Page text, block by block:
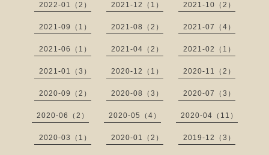
2022-01（2） 2021-12（1） 2021-10（2）
2021-09（1） 2021-08（2） 2021-07（4）
2021-06（1） 2021-04（2） 2021-02（1）
2021-01（3） 2020-12（1） 2020-11（2）
2020-09（2） 2020-08（3） 2020-07（3）
2020-06（2） 2020-05（4） 2020-04（11）
2020-03（1） 2020-01（2） 2019-12（3）